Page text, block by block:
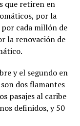
que retiren en
por la
cada millón de
la renovación de
y el segundo en
dos flamantes
pasajes al caribe
definidos, y 50